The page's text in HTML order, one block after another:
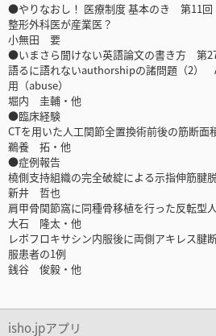
●やりなおし！ 医療制度 基本のき 第11回
整形外科医が産業医？
小無田 要
●いまさら聞けない英語論文の書き方 第
語るに語れないauthorshipの諸問題（2）
用（abuse）
堀内 圭輔・他
●臨床経験
CTを用いた人工関節全置換術前後の筋断面
鵜養 拓・他
●症例報告
橈側支持組織の完全破綻による示指伸筋腱
新井 哲也
肩甲骨関節窩に同種骨移植を行った反転型
大石 隆太・他
レボフロキサシン内服後に両側アキレス腱
服患者の1例
銭谷 俊毅・他
isho.jpアプリ